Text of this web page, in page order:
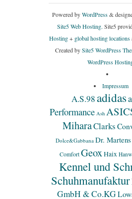
Powered byWordPress&
Site5 Web Hosting. Site5
Hosting+ global hosting locations
Created bySite5 WordPress
WordPress
Impressum
A.S.98adidas
Performance Ash
MiharaClarks
Dolce&Gabbana Dr. Martens
ComfortGeoxHaix
Kennel und
Schuhmanufaktur
GmbH & Co.KG